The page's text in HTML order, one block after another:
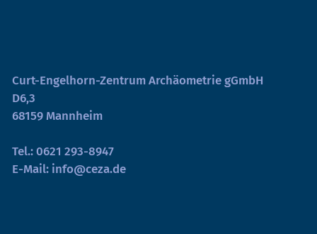
Curt-Engelhorn-Zentrum Archäometrie gGmbH
D6,3
68159 Mannheim
Tel.:0621 293-8947
E-Mail: info@ceza.de